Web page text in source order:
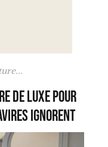
de luxe pour
ignorent